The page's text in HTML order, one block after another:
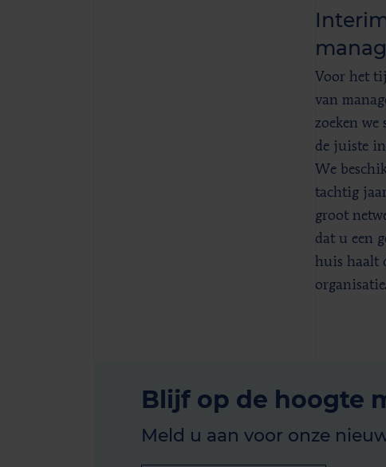
Voor het
van
zoeken we
de juiste
We
tachtig
groot
dat u een
huis haalt
organisatie.
Blijf op de hoogte
Meld u aan voor onze